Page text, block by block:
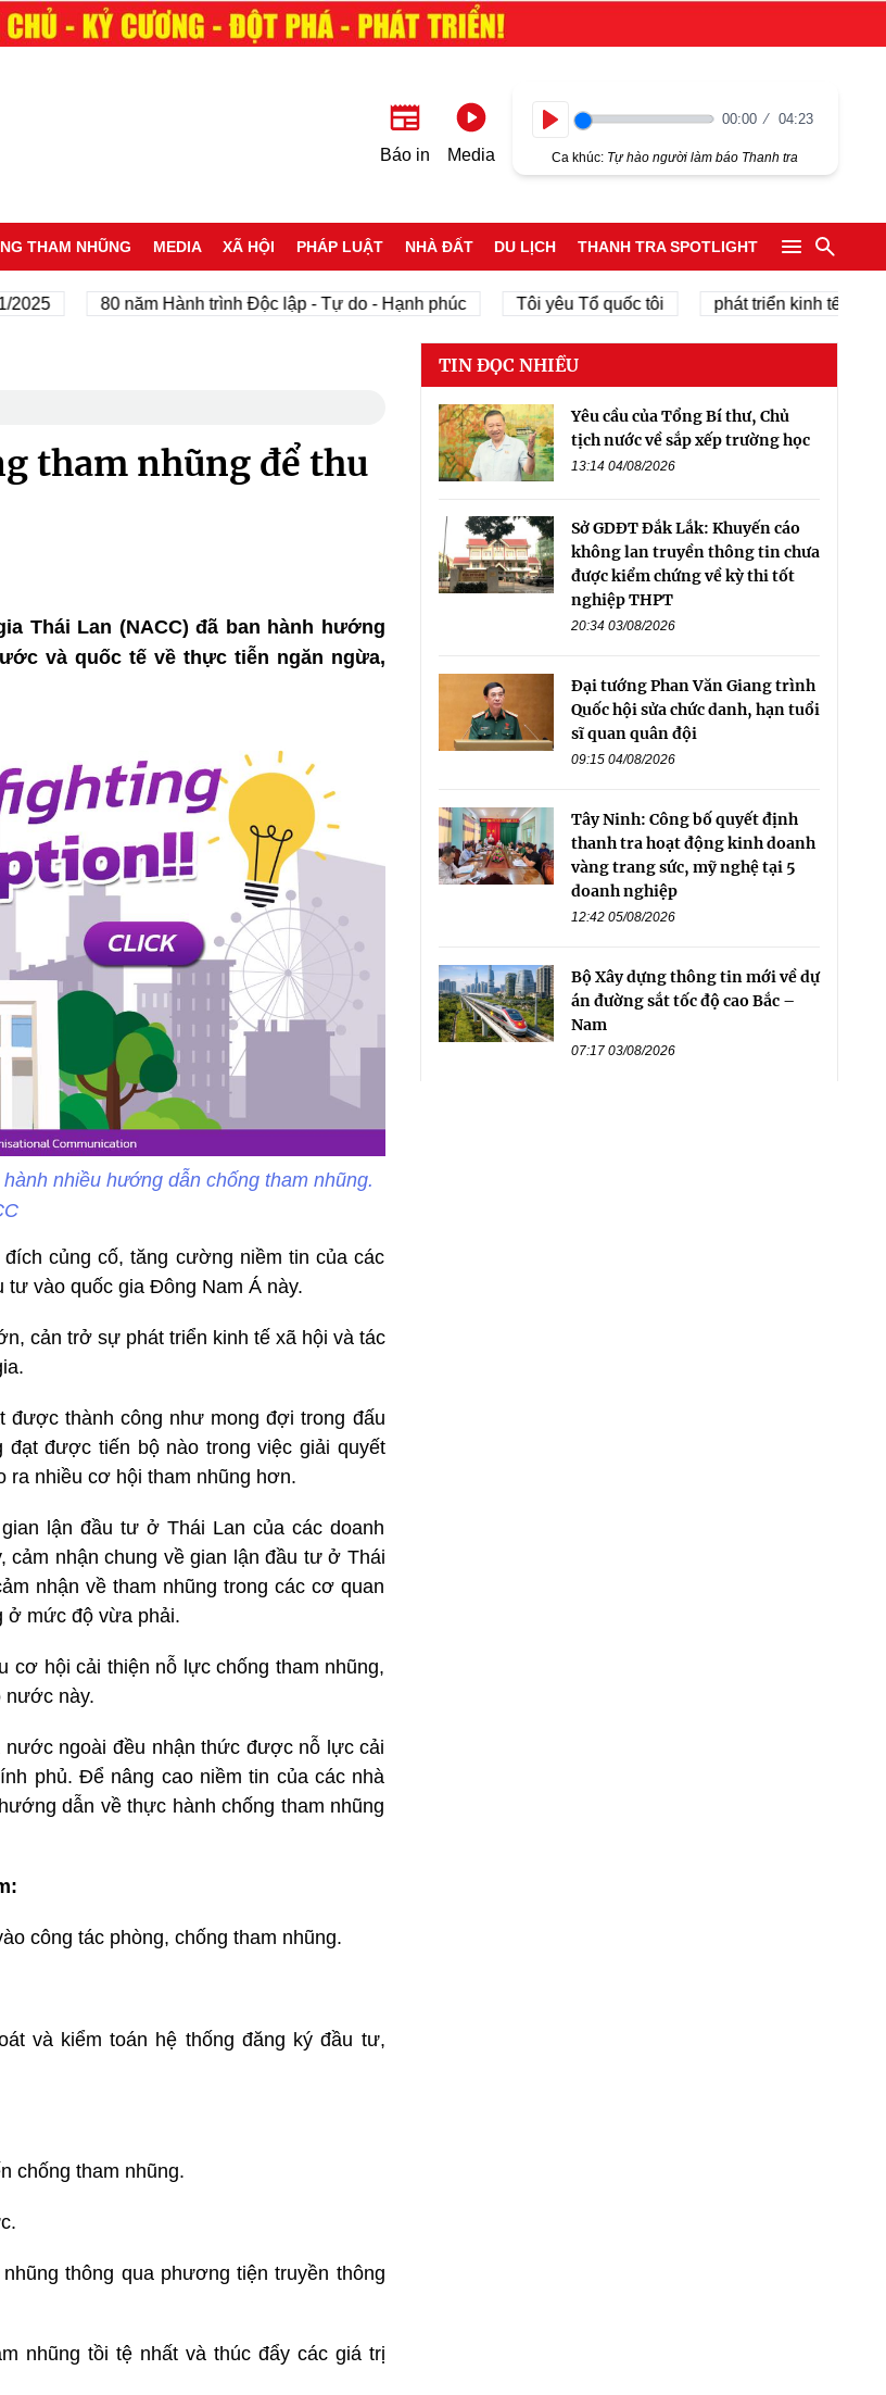
Báo in Media
00:00 04:23
Ca khúc: Tự hào người làm báo Thanh tra
THAM NHŨNG MEDIA XÃ HỘI PHÁP LUẬT NHÀ ĐẤT DU LỊCH THANH TRA SPOTLIGHT
80 năm Hành trình Độc lập - Tự do - Hạnh phúc Tôi yêu Tổ quốc tôi phát triển kinh tế tư nhân
tham nhũng để thu
Thái Lan (NACC) đã ban hành hướng
và quốc tế về thực tiễn ngăn ngừa,
nhiều hướng dẫn chống tham nhũng.
củng cố, tăng cường niềm tin của các
vào quốc gia Đông Nam Á này.
cản trở sự phát triển kinh tế xã hội và tác
được thành công như mong đợi trong đấu
đạt được tiến bộ nào trong việc giải quyết
ra nhiều cơ hội tham nhũng hơn.
lận đầu tư ở Thái Lan của các doanh
nhận chung về gian lận đầu tư ở Thái
nhận về tham nhũng trong các cơ quan
ở mức độ vừa phải.
cơ hội cải thiện nỗ lực chống tham nhũng,
nước này.
ngoài đều nhận thức được nỗ lực cải
phủ. Để nâng cao niềm tin của các nhà
dẫn về thực hành chống tham nhũng
công tác phòng, chống tham nhũng.
và kiểm toán hệ thống đăng ký đầu tư,
chống tham nhũng.
thông qua phương tiện truyền thông
nhũng tồi tệ nhất và thúc đẩy các giá trị
TIN ĐỌC NHIỀU
Yêu cầu của Tổng Bí thư, Chủ
tịch nước về sắp xếp trường học
13:14 04/08/2026
Sở GDĐT Đắk Lắk: Khuyến cáo
không lan truyền thông tin chưa
được kiểm chứng về kỳ thi tốt
nghiệp THPT
20:34 03/08/2026
Đại tướng Phan Văn Giang trình
Quốc hội sửa chức danh, hạn tuổi
sĩ quan quân đội
09:15 04/08/2026
Tây Ninh: Công bố quyết định
thanh tra hoạt động kinh doanh
vàng trang sức, mỹ nghệ tại 5
doanh nghiệp
12:42 05/08/2026
Bộ Xây dựng thông tin mới về dự
án đường sắt tốc độ cao Bắc –
Nam
07:17 03/08/2026